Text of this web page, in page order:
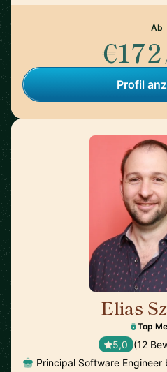
Ab
€172
Profil
Elias
Top
5,0 (12
Principal Software Engineer